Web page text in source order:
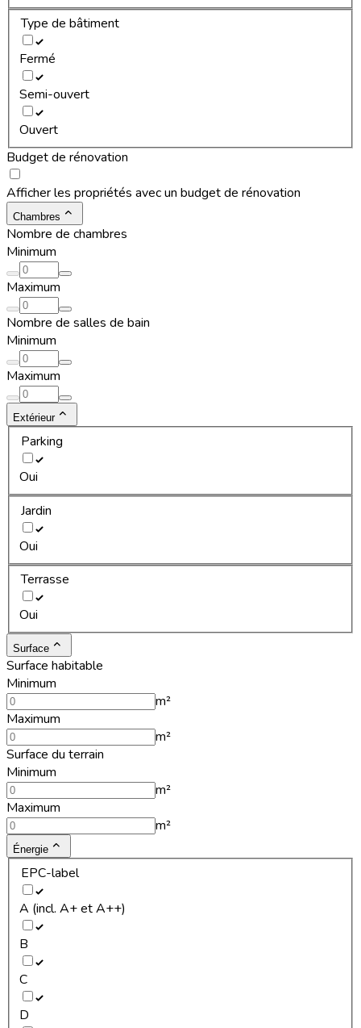
Type de bâtiment
Fermé
Semi-ouvert
Ouvert
Budget de rénovation
Afficher les propriétés avec un budget de rénovation
Chambres
Nombre de chambres
Minimum
Maximum
Nombre de salles de bain
Minimum
Maximum
Extérieur
Parking
Oui
Jardin
Oui
Terrasse
Oui
Surface
Surface habitable
Minimum
m²
Maximum
m²
Surface du terrain
Minimum
m²
Maximum
m²
Énergie
EPC-label
A (incl. A+ et A++)
B
C
D